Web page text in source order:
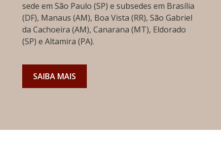
sede em São Paulo (SP) e subsedes em Brasília
(DF), Manaus (AM), Boa Vista (RR), São Gabriel
da Cachoeira (AM), Canarana (MT), Eldorado
(SP) e Altamira (PA).
SAIBA MAIS